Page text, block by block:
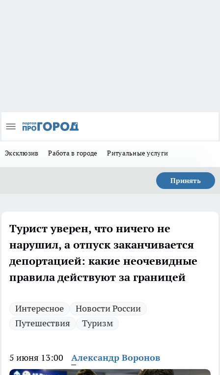
Эксклюзив Работа в городе Ритуальные услуги
Принять
Турист уверен, что ничего не
нарушил, а отпуск заканчивается
депортацией: какие неочевидные
правила действуют за границей
Интересное
Новости России
Путешествия
Туризм
5 июня 13:00 Александр Воронов